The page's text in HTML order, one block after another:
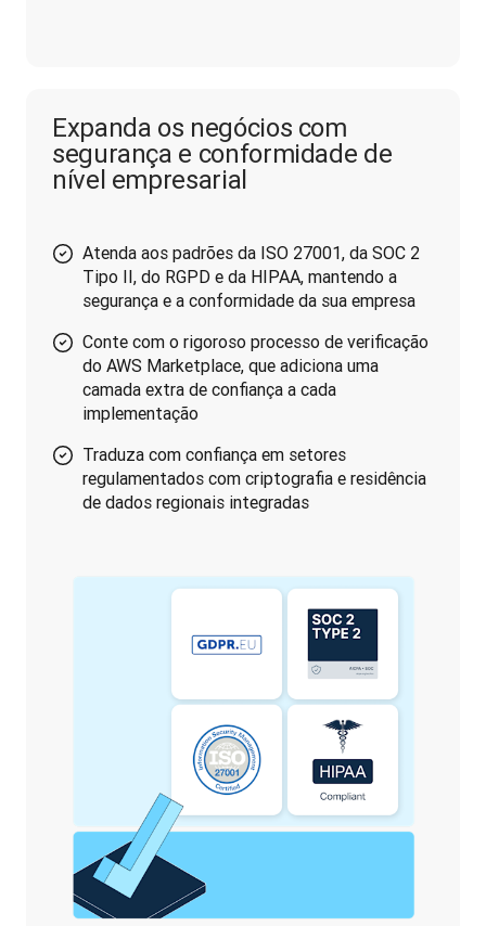
Expanda os negócios com
segurança e conformidade de
nível empresarial
Atenda aos padrões da ISO 27001, da SOC 2
Tipo II, do RGPD e da HIPAA, mantendo a
segurança e a conformidade da sua empresa
Conte com o rigoroso processo de verificação
do AWS Marketplace, que adiciona uma
camada extra de confiança a cada
implementação
Traduza com confiança em setores
regulamentados com criptografia e residência
de dados regionais integradas